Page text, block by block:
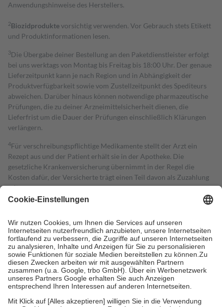
Anwendungshinweise des Herstellers.
2Biozidproduktevorsichtig verwenden. Vor Gebrauch stets Etikett
und Produktinformationen lesen.
3Die Übergabe deiner Bestellung an den Paketdienstleister erfolgt
bei uns werktags von Montag bis Freitag bis 18:00 Uhr. Der genaue
Lieferzeitpunkt kann je nach Region und in Abhängigkeit der
Produktverfügbarkeit sowie vom Zustellzeitpunkt des Spediteurs
abweichen. Darüber hinaus können notwendige pharmazeutische
Prüfungen, die zu deiner Arzneimittelsicherheit dienen, die
Lieferfrist um die Dauer der Prüfungen einschließlich Klärungen
verlängern.
4Für verschreibungspflichtige Medikamente stellt der Arzt ein
Rezept aus und der Patient erhält sie in der Apotheke. Die
gesetzliche Krankenversicherung übernimmt in der Regel die
Kosten dafür, der Versicherte trägt einen Teil davon als Zuzahlung
mit.
Grundsätzlich leisten Mitglieder Zuzahlungen in Höhe von zehn
höchstens zehn Euro.
Es sind jedoch nie mehr als die tatsächlichen
Kosten der Leistung zu entrichten.
Diese Regeln gelten grundsätzlich auch für Online-Apotheken.
Bei Heilmitteln und häuslicher Krankenpflege beträgt die
Zuzahlung zehn Prozent der Kosten sowie zehn Euro je
Verordnung.
Um das Engagement der Versicherten für ihre eigene Gesundheit zu
stärken und die besondere Stellung der Familie zu unterstützen,
fallenkeine Zuzahlungenan bei: